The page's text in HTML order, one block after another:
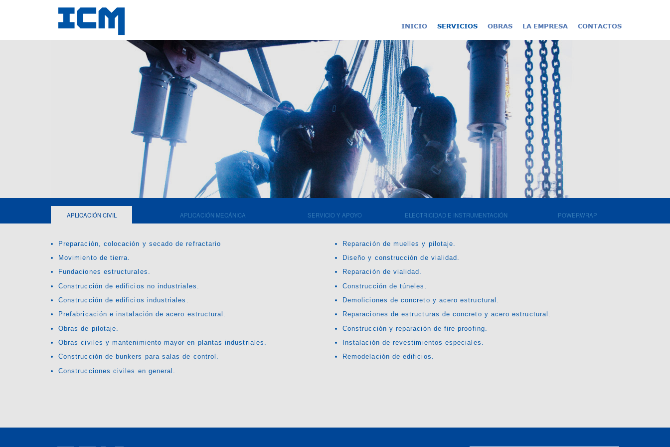
INICIO(current)
SERVICIOS OBRAS LA EMPRESA CONTACTOS
APLICACIÓN CIVIL APLICACIÓN MECÁNICA SERVICIO Y APOYO ELECTRICIDAD E INSTRUMENTACIÓN POWERWRAP
Preparación, colocación y secado de refractario
Movimiento de tierra.
Fundaciones estructurales.
Construcción de edificios no industriales.
Construcción de edificios industriales.
Prefabricación e instalación de acero estructural.
Obras de pilotaje.
Obras civiles y mantenimiento mayor en plantas industriales.
Construcción de bunkers para salas de control.
Construcciones civiles en general.
Reparación de muelles y pilotaje.
Diseño y construcción de vialidad.
Reparación de vialidad.
Construcción de túneles.
Demoliciones de concreto y acero estructural.
Reparaciones de estructuras de concreto y acero estructural.
Construcción y reparación de fire-proofing.
Instalación de revestimientos especiales.
Remodelación de edificios.